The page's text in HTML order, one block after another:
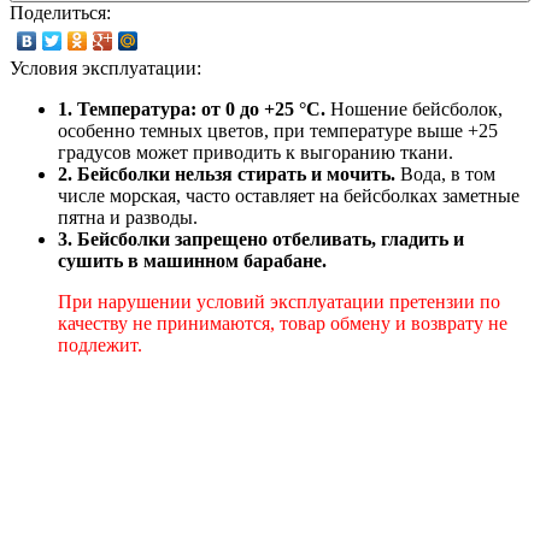
Поделиться:
Условия эксплуатации:
1. Температура: от 0 до +25 °C. Ношение бейсболок,
особенно темных цветов, при температуре выше +25
градусов может приводить к выгоранию ткани.
2. Бейсболки нельзя стирать и мочить. Вода, в том
числе морская, часто оставляет на бейсболках заметные
пятна и разводы.
3. Бейсболки запрещено отбеливать, гладить и
сушить в машинном барабане.
При нарушении условий эксплуатации претензии по
качеству не принимаются, товар обмену и возврату не
подлежит.